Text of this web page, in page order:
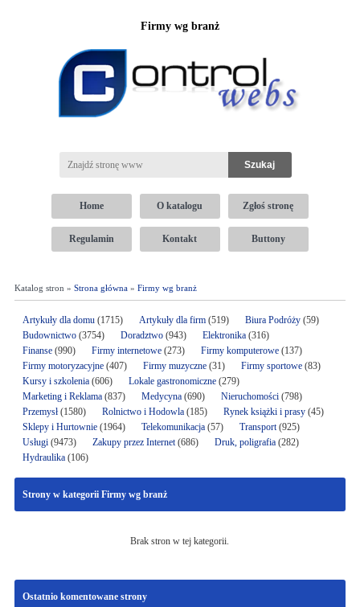
Firmy wg branż
Home O katalogu Zgłoś stronę
Regulamin Kontakt Buttony
Katalog stron » Strona główna» Firmy wg branż
Artykuły dla domu(1715) Artykuły dla firm(519) Biura Podróży(59)
Budownictwo(3754) Doradztwo(943) Elektronika (316)
Finanse(990) Firmy internetowe (273) Firmy komputerowe(137)
Firmy motoryzacyjne(407) Firmy muzyczne(31) Firmy sportowe(83)
Kursy i szkolenia(606) Lokale gastronomiczne(279)
Marketing i Reklama(837) Medycyna(690) Nieruchomości(798)
Przemysł(1580) Rolnictwo i Hodowla(185) Rynek książki i prasy(45)
Sklepy i Hurtownie(1964) Telekomunikacja(57) Transport(925)
Usługi(9473) Zakupy przez Internet(686) Druk, poligrafia(282)
Hydraulika(106)
Strony w kategorii Firmy wg branż
Brak stron w tej kategorii.
Ostatnio komentowane strony